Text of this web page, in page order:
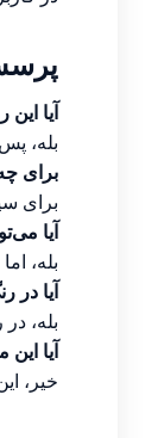
آیا
بله،
برای
برای سیم‌ها
آیا
بله،
آیا
بله،
آیا
خیر،